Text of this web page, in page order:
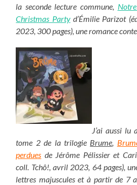
la seconde lecture commune,
Christmas Partyd’Émilie Parizot
2023, 300 pages), une romance
J’ai aussi
tome 2 de la trilogie Brume,
perdues de Jérôme Pélissier et
coll. Tchô!, avril 2023, 64 pages),
lettres majuscules et à partir de 7